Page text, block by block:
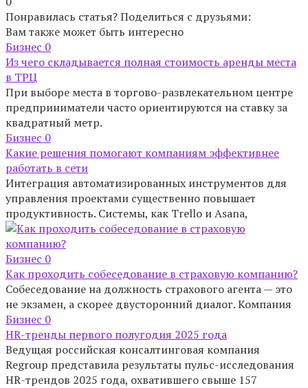
Понравилась статья? Поделиться с друзьями:
Вам также может быть интересно
Бизнес 0
Из чего складывается полная стоимость аренды места
в ТРЦ
При выборе места в торгово-развлекательном центре
предприниматели часто ориентируются на ставку за
квадратный метр.
Бизнес 0
Какие решения помогают компаниям эффективнее
работать в сети
Интеграция автоматизированных инструментов для
управления проектами существенно повышает
продуктивность. Системы, как Trello и Asana,
Бизнес 0
Как проходить собеседование в страховую компанию?
Собеседование на должность страхового агента — это
не экзамен, а скорее двусторонний диалог. Компания
Бизнес 0
HR-тренды первого полугодия 2025 года
Ведущая российская консалтинговая компания
Regroup представила результаты пульс-исследования
HR-трендов 2025 года, охватившего свыше 157